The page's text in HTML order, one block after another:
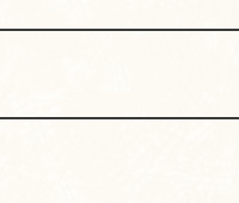
場合がございます。ご利